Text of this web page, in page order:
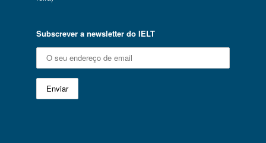
Subscrever a newsletter do IELT